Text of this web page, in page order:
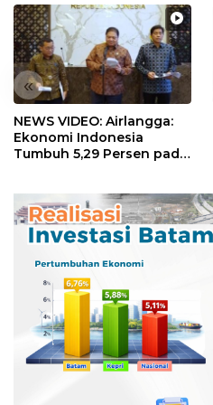
«
NEWS VIDEO: Airlangga:
Ekonomi Indonesia
Tumbuh 5,29 Persen pada